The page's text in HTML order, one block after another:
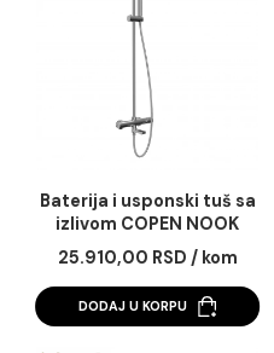
izlivom COPEN NOOK
brušeno zlato okrugli set
35.076,00 RSD / kom
DODAJ U KORPU